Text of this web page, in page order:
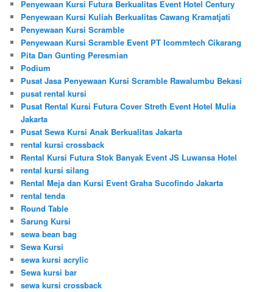
Penyewaan Kursi Futura Berkualitas Event Hotel Century
Penyewaan Kursi Kuliah Berkualitas Cawang Kramatjati
Penyewaan Kursi Scramble
Penyewaan Kursi Scramble Event PT Icommtech Cikarang
Pita Dan Gunting Peresmian
Podium
Pusat Jasa Penyewaan Kursi Scramble Rawalumbu Bekasi
pusat rental kursi
Pusat Rental Kursi Futura Cover Streth Event Hotel Mulia
Jakarta
Pusat Sewa Kursi Anak Berkualitas Jakarta
rental kursi crossback
Rental Kursi Futura Stok Banyak Event JS Luwansa Hotel
rental kursi silang
Rental Meja dan Kursi Event Graha Sucofindo Jakarta
rental tenda
Round Table
Sarung Kursi
sewa bean bag
Sewa Kursi
sewa kursi acrylic
Sewa kursi bar
sewa kursi crossback